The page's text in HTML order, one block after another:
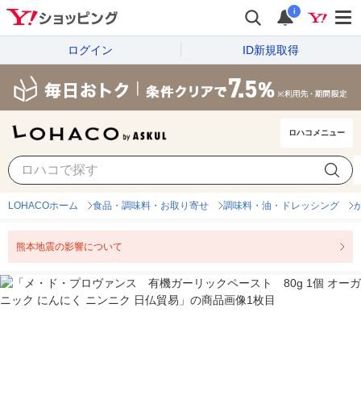
i
ログイン ID新規取得
ロハコメニュー
LOHACOホーム 食品・調味料・お取り寄せ 調味料・油・ドレッシング
熊本地震の影響について